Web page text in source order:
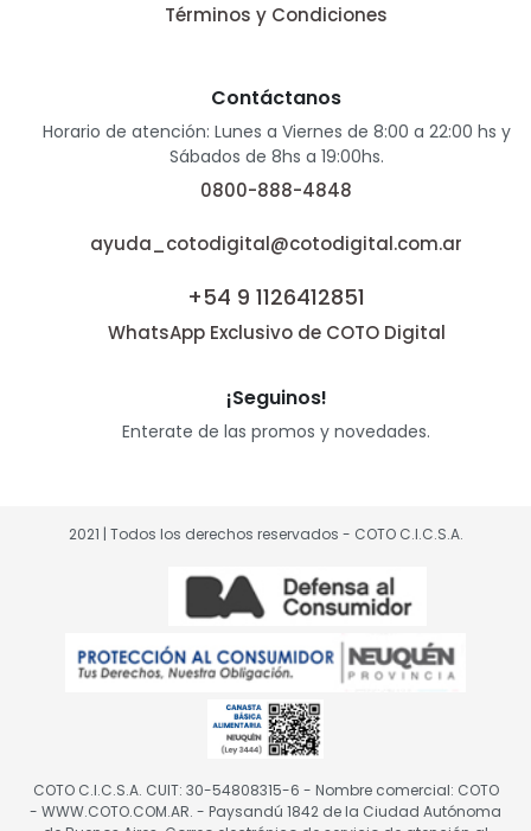
Términos y Condiciones
Contáctanos
Horario de atención: Lunes a Viernes de 8:00 a 22:00 hs y
Sábados de 8hs a 19:00hs.
0800-888-4848
ayuda_cotodigital@cotodigital.com.ar
+54 9 1126412851
WhatsApp Exclusivo de COTO Digital
¡Seguinos!
Enterate de las promos y novedades.
2021 | Todos los derechos reservados - COTO C.I.C.S.A.
COTO C.I.C.S.A. CUIT: 30-54808315-6 - Nombre comercial: COTO
- WWW.COTO.COM.AR. - Paysandú 1842 de la Ciudad Autónoma